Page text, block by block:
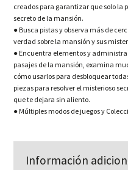
creados para garantizar que solo la
secreto de la mansión.
● Busca pistas y observa más de
verdad sobre la mansión y sus
● Encuentra elementos y
pasajes de la mansión, examina
cómo usarlos para desbloquear
piezas para resolver el misterioso
que te dejara sin aliento.
● Múltiples modos de juegos y
Información